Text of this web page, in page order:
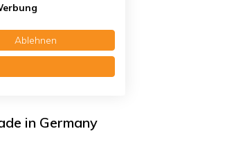
G4
159x562x46 mm. G4
in Germany
Ablehnen